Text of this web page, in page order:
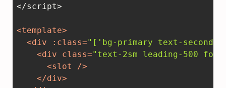
</script>
<template>
<div :class="['bg-primary text-
<div class="text-2sm leading-500
<slot />
</div>